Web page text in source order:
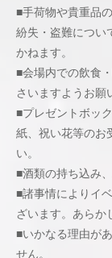
■手荷物や貴重品
紛失・盗難につい
かねます。
■会場内での飲食
さいますようお願
■プレゼントボッ
紙、祝い花等のお
い。
■酒類の持ち込み
■諸事情によりイ
ざいます。あらか
■いかなる理由が
せん。